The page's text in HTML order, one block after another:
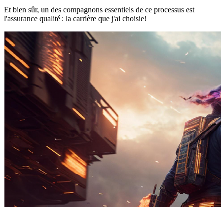
Et bien sûr, un des compagnons essentiels de ce processus est
l'assurance qualité : la carrière que j'ai choisie!